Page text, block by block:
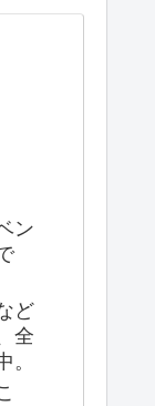
ン
ど
全
。